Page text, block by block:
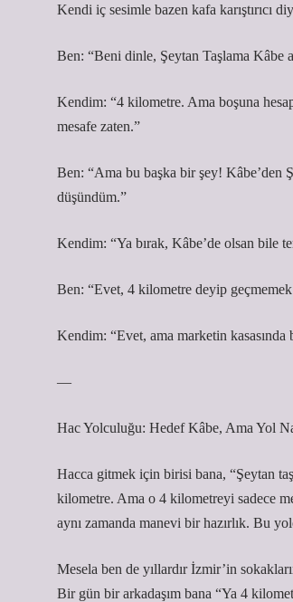
Kendi iç sesimle bazen kafa karıştırıcı
Ben: “Beni dinle, Şeytan Taşlama Kâbe
Kendim: “4 kilometre. Ama boşuna
mesafe zaten.”
Ben: “Ama bu başka bir şey! Kâbe’den
düşündüm.”
Kendim: “Ya bırak, Kâbe’de olsan bile
Ben: “Evet, 4 kilometre deyip geçmemek
Kendim: “Evet, ama marketin
—
Hac Yolculuğu: Hedef Kâbe, Ama Yol
Hacca gitmek için birisi bana, “Şeytan
kilometre. Ama o 4 kilometreyi sadece
aynı zamanda manevi bir hazırlık. Bu
Mesela ben de yıllardır İzmir’in
Bir gün bir arkadaşım bana “Ya 4